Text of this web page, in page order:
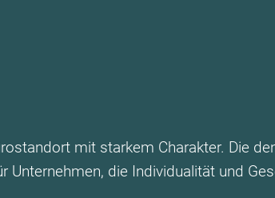
mit starkem Charakter. Die
die Individualität und